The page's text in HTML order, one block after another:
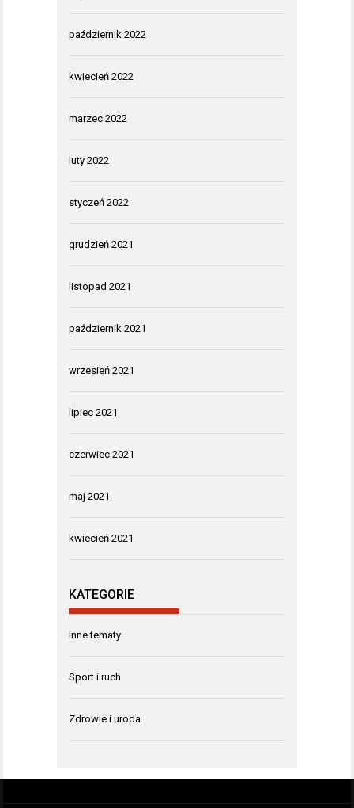
październik 2022
kwiecień 2022
marzec 2022
luty 2022
styczeń 2022
grudzień 2021
listopad 2021
październik 2021
wrzesień 2021
lipiec 2021
czerwiec 2021
maj 2021
kwiecień 2021
KATEGORIE
Inne tematy
Sport i ruch
Zdrowie i uroda